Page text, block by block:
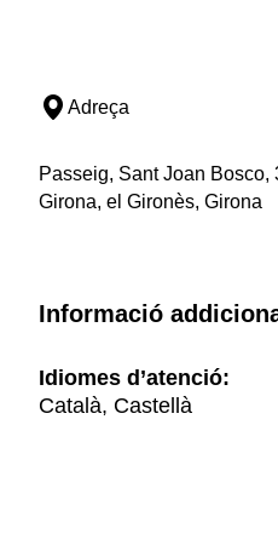
Adreça
Passeig, Sant Joan Bosco,
Girona, el Gironès, Girona
Informació
Idiomes d’atenció:
Català, Castellà